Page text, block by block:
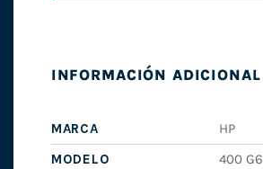
INFORMACIÓN ADICIONAL
MARCA
HP
MODELO
400 G6